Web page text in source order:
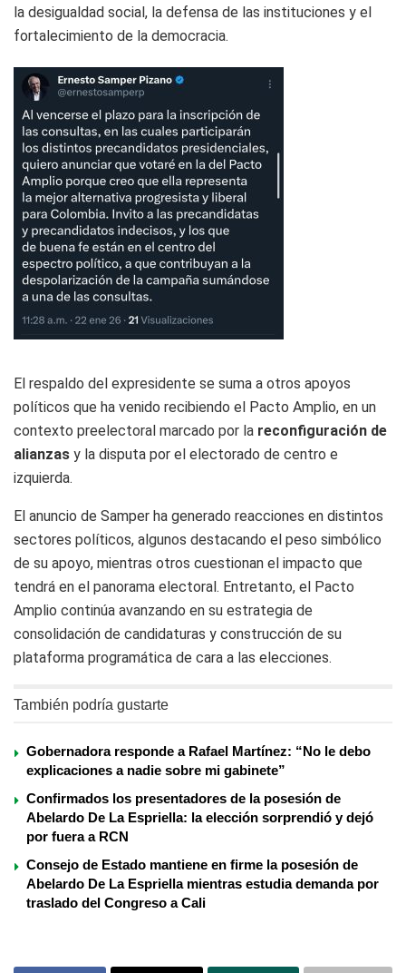
la desigualdad social, la defensa de las instituciones y el
fortalecimiento de la democracia.
El respaldo del expresidente se suma a otros apoyos
políticos que ha venido recibiendo el Pacto Amplio, en un
contexto preelectoral marcado por la reconfiguración de
alianzas y la disputa por el electorado de centro e
izquierda.
El anuncio de Samper ha generado reacciones en distintos
sectores políticos, algunos destacando el peso simbólico
de su apoyo, mientras otros cuestionan el impacto que
tendrá en el panorama electoral. Entretanto, el Pacto
Amplio continúa avanzando en su estrategia de
consolidación de candidaturas y construcción de su
plataforma programática de cara a las elecciones.
También podría gustarte
Gobernadora responde a Rafael Martínez: “No le debo
explicaciones a nadie sobre mi gabinete”
Confirmados los presentadores de la posesión de
Abelardo De La Espriella: la elección sorprendió y dejó
por fuera a RCN
Consejo de Estado mantiene en firme la posesión de
Abelardo De La Espriella mientras estudia demanda por
traslado del Congreso a Cali